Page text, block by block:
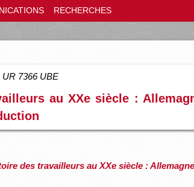
RECHERCHES
UR 7366 UBE
au XXe siècle :
des travailleurs au XXe siècle :